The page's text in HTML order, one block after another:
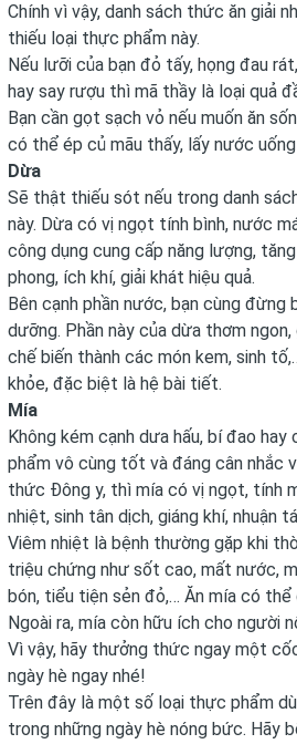
Chính vì vậy, danh sách thức ăn giải
thiếu loại thực phẩm này.
Nếu lưỡi của bạn đỏ tấy, họng đau
hay say rượu thì mã thầy là loại quả
Bạn cần gọt sạch vỏ nếu muốn ăn
có thể ép củ mãu thấy, lấy nước
Dừa
Sẽ thật thiếu sót nếu trong danh
này. Dừa có vị ngọt tính bình, nước
công dụng cung cấp năng lượng,
phong, ích khí, giải khát hiệu quả.
Bên cạnh phần nước, bạn cùng đừng
dưỡng. Phần này của dừa thơm
chế biến thành các món kem, sinh
khỏe, đặc biệt là hệ bài tiết.
Mía
Không kém cạnh dưa hấu, bí đao
phẩm vô cùng tốt và đáng cân nhắc
thức Đông y, thì mía có vị ngọt, tính
nhiệt, sinh tân dịch, giáng khí, nhuận
Viêm nhiệt là bệnh thường gặp khi
triệu chứng như sốt cao, mất nước,
bón, tiểu tiện sẻn đỏ,… Ăn mía có
Ngoài ra, mía còn hữu ích cho người
Vì vậy, hãy thưởng thức ngay một
ngày hè ngay nhé!
Trên đây là một số loại thực phẩm
trong những ngày hè nóng bức. Hãy